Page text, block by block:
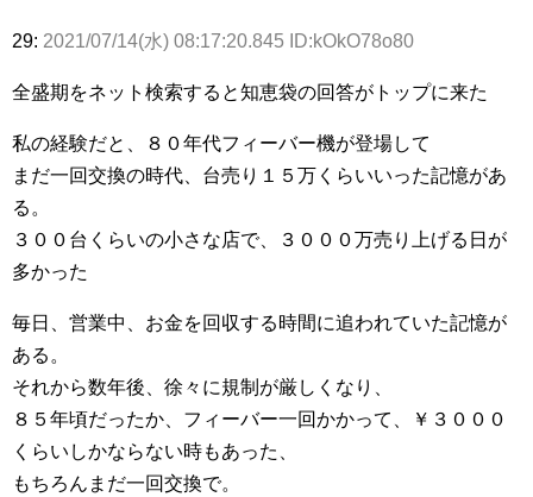
29: 2021/07/14(水) 08:17:20.845 ID:kOkO78o80
全盛期をネット検索すると知恵袋の回答がトップに来た
私の経験だと、８０年代フィーバー機が登場して
まだ一回交換の時代、台売り１５万くらいいった記憶があ
る。
３００台くらいの小さな店で、３０００万売り上げる日が
多かった
毎日、営業中、お金を回収する時間に追われていた記憶が
ある。
それから数年後、徐々に規制が厳しくなり、
８５年頃だったか、フィーバー一回かかって、￥３０００
くらいしかならない時もあった、
もちろんまだ一回交換で。